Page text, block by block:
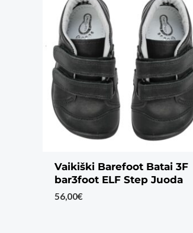
Vaikiški Barefoot Batai 3F
bar3foot ELF Step Juoda
56,00€